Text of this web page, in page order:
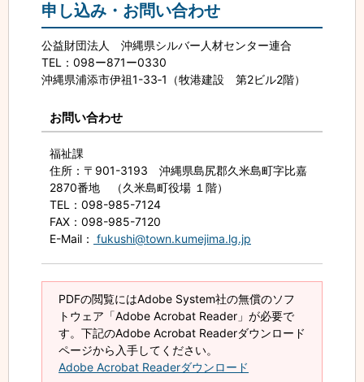
申し込み・お問い合わせ
公益財団法人 沖縄県シルバー人材センター連合
TEL：098ー871ー0330
沖縄県浦添市伊祖1-33‐1（牧港建設 第2ビル2階）
お問い合わせ
福祉課
住所 ：〒901-3193 沖縄県島尻郡久米島町字比嘉
2870番地 （久米島町役場 １階）
TEL
：098-985-7124
FAX ：098-985-7120
E-Mail ： fukushi@town.kumejima.lg.jp
PDFの閲覧にはAdobe System社の無償のソフ
トウェア「Adobe Acrobat Reader」が必要で
す。下記のAdobe Acrobat Readerダウンロード
ページから入手してください。
Adobe Acrobat Readerダウンロード